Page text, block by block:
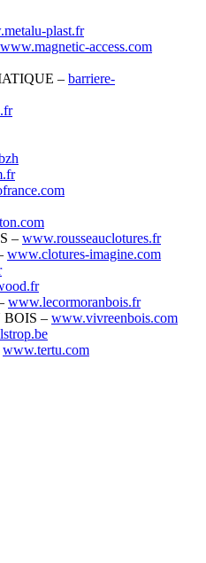
plast.fr
www.magnetic-access.com
– barriere-
– www.rousseauclotures.fr
www.clotures-imagine.com
www.lecormoranbois.fr
– www.vivreenbois.com
www.tertu.com